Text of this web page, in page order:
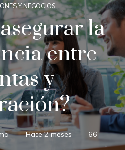
Y NEGOCIOS
la
entre
y
Hace 2 meses 66